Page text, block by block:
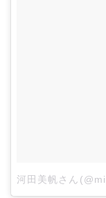
河田美帆さん